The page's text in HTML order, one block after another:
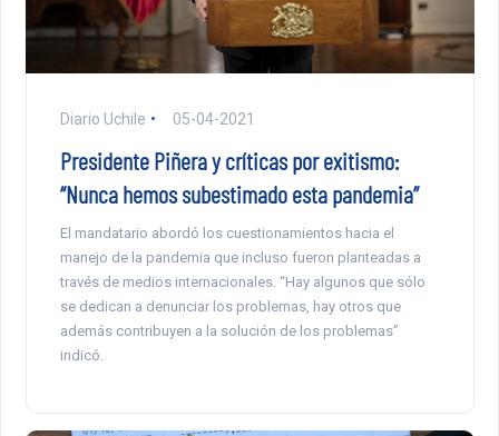
Diario Uchile 05-04-2021
Presidente Piñera y críticas por exitismo:
“Nunca hemos subestimado esta pandemia”
El mandatario abordó los cuestionamientos hacia el
manejo de la pandemia que incluso fueron planteadas a
través de medios internacionales. “Hay algunos que sólo
se dedican a denunciar los problemas, hay otros que
además contribuyen a la solución de los problemas”
indicó.